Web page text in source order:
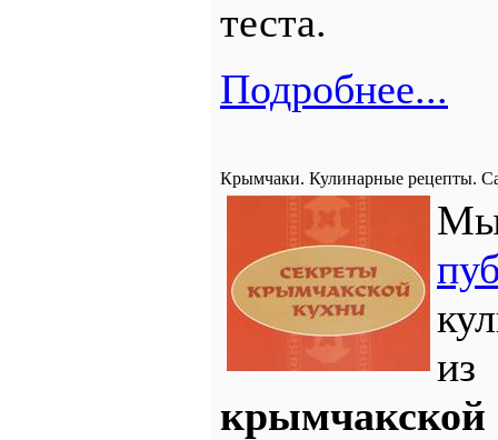
теста.
Подробнее...
Крымчаки. Кулинарные рецепты.